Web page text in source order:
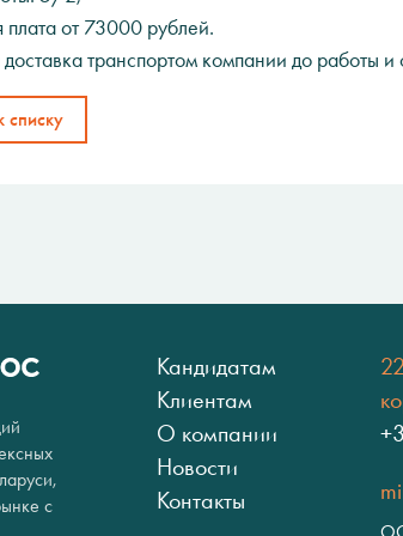
плата от 73000 рублей.
доставка транспортом компании до работы и
списку
с
Кандидатам
Клиентам
О компании
Новости
Контакты